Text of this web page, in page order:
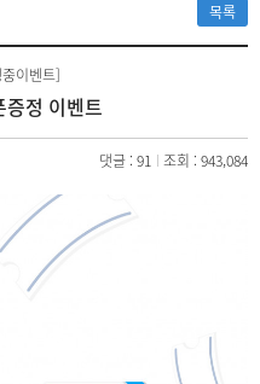
목록
이벤트]
증정 이벤트
댓글 : 91 조회 : 943,084